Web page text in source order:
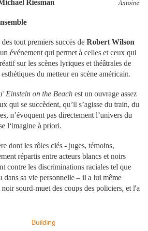
Riesman
Antoine
tout premiers succès de Robert Wilson
événement qui permet à celles et ceux qui
sur les scènes lyriques et théâtrales de
du metteur en scène américain.
Einstein on the Beach est un ouvrage assez
qui se succèdent, qu’il s’agisse du train, du
n’évoquent pas directement l’univers du
l‘imagine à priori.
dont les rôles clés - juges, témoins,
répartis entre acteurs blancs et noirs
contre les discriminations raciales tel que
dans sa vie personnelle – il a lui même
sourd-muet des coups des policiers, et l'a